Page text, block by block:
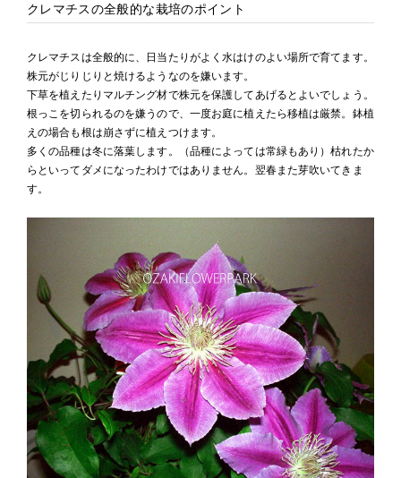
クレマチスの全般的な栽培のポイント
クレマチスは全般的に、日当たりがよく水はけのよい場所で育てます。
株元がじりじりと焼けるようなのを嫌います。
下草を植えたりマルチング材で株元を保護してあげるとよいでしょう。
根っこを切られるのを嫌うので、一度お庭に植えたら移植は厳禁。鉢植
えの場合も根は崩さずに植えつけます。
多くの品種は冬に落葉します。（品種によっては常緑もあり）枯れたか
らといってダメになったわけではありません。翌春また芽吹いてきま
す。